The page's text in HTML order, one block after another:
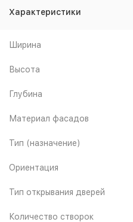
Характеристики
Ширина
Высота
Глубина
Материал фасадов
Тип (назначение)
Ориентация
Тип открывания дверей
Количество створок